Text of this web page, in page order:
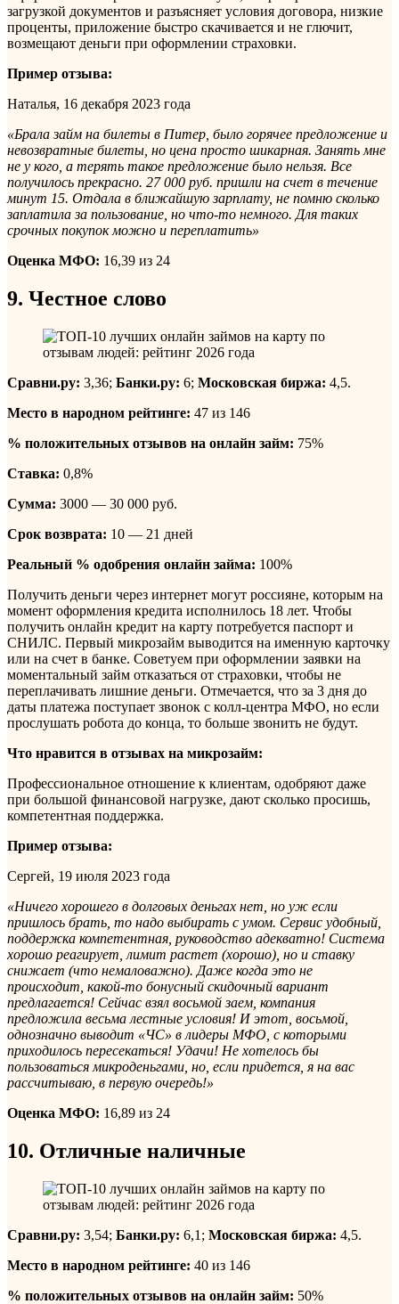
загрузкой документов и разъясняет условия договора, низкие
проценты, приложение быстро скачивается и не глючит,
возмещают деньги при оформлении страховки.
Пример отзыва:
Наталья, 16 декабря 2023 года
«Брала займ на билеты в Питер, было горячее предложение и
невозвратные билеты, но цена просто шикарная. Занять мне
не у кого, а терять такое предложение было нельзя. Все
получилось прекрасно. 27 000 руб. пришли на счет в течение
минут 15. Отдала в ближайшую зарплату, не помню сколько
заплатила за пользование, но что-то немного. Для таких
срочных покупок можно и переплатить»
Оценка МФО: 16,39 из 24
9. Честное слово
Сравни.ру: 3,36; Банки.ру: 6; Московская биржа: 4,5.
Место в народном рейтинге: 47 из 146
% положительных отзывов на онлайн займ: 75%
Ставка: 0,8%
Сумма: 3000 — 30 000 руб.
Срок возврата: 10 — 21 дней
Реальный % одобрения онлайн займа: 100%
Получить деньги через интернет могут россияне, которым на
момент оформления кредита исполнилось 18 лет. Чтобы
получить онлайн кредит на карту потребуется паспорт и
СНИЛС. Первый микрозайм выводится на именную карточку
или на счет в банке. Советуем при оформлении заявки на
моментальный займ отказаться от страховки, чтобы не
переплачивать лишние деньги. Отмечается, что за 3 дня до
даты платежа поступает звонок с колл-центра МФО, но если
прослушать робота до конца, то больше звонить не будут.
Что нравится в отзывах на микрозайм:
Профессиональное отношение к клиентам, одобряют даже
при большой финансовой нагрузке, дают сколько просишь,
компетентная поддержка.
Пример отзыва:
Сергей, 19 июля 2023 года
«Ничего хорошего в долговых деньгах нет, но уж если
пришлось брать, то надо выбирать с умом. Сервис удобный,
поддержка компетентная, руководство адекватно! Система
хорошо реагирует, лимит растет (хорошо), но и ставку
снижает (что немаловажно). Даже когда это не
происходит, какой-то бонусный скидочный вариант
предлагается! Сейчас взял восьмой заем, компания
предложила весьма лестные условия! И этот, восьмой,
однозначно выводит «ЧС» в лидеры МФО, с которыми
приходилось пересекаться! Удачи! Не хотелось бы
пользоваться микроденьгами, но, если придется, я на вас
рассчитываю, в первую очередь!»
Оценка МФО: 16,89 из 24
10. Отличные наличные
Сравни.ру: 3,54; Банки.ру: 6,1; Московская биржа: 4,5.
Место в народном рейтинге: 40 из 146
% положительных отзывов на онлайн займ: 50%